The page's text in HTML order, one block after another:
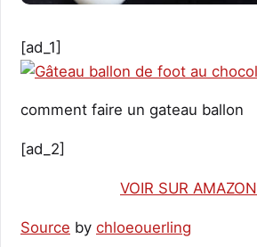
[ad_1]
comment faire un gateau ballon
[ad_2]
VOIR SUR AMAZON
Source by chloeouerling